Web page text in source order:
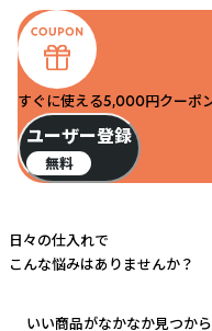
すぐに使える5,000円クーポ
ユーザー登録
無料
日々の仕入れで
こんな悩みはありませんか？
いい商品がなかなか見つか